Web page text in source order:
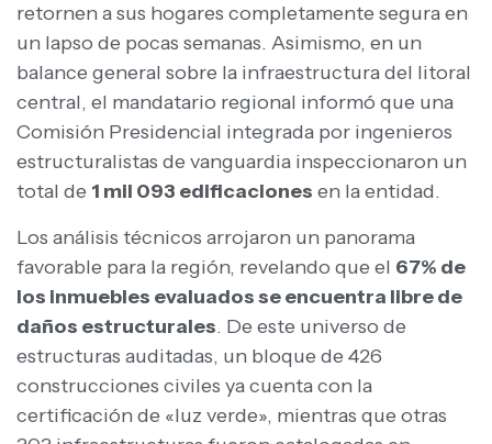
retornen a sus hogares completamente segura en
un lapso de pocas semanas. Asimismo, en un
balance general sobre la infraestructura del litoral
central, el mandatario regional informó que una
Comisión Presidencial integrada por ingenieros
estructuralistas de vanguardia inspeccionaron un
total de 1 mil 093 edificaciones en la entidad.
Los análisis técnicos arrojaron un panorama
favorable para la región, revelando que el 67% de
los inmuebles evaluados se encuentra libre de
daños estructurales. De este universo de
estructuras auditadas, un bloque de 426
construcciones civiles ya cuenta con la
certificación de «luz verde», mientras que otras